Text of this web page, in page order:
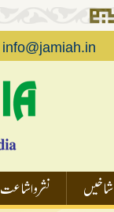
info@jamiah.in
شاخیں نشر و اشاعت